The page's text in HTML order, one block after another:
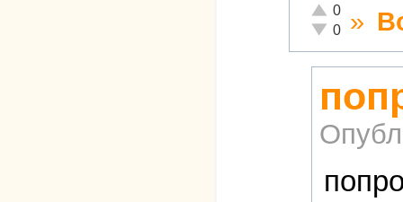
Отлично!
0
Неадекватно!
0 »